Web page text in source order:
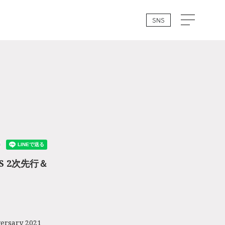
SNS
2次先行＆
2021